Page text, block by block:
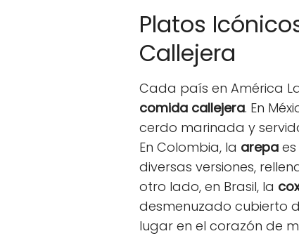
Platos
Callejera
Cada país en América
comida callejera. En
cerdo marinada y
En Colombia, la arepa
diversas versiones,
otro lado, en Brasil, la
desmenuzado cubierto
lugar en el corazón de